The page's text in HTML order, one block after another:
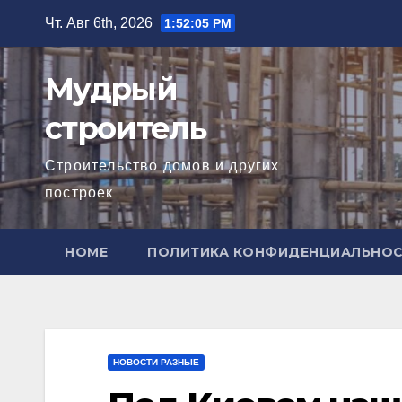
содержимому
Чт. Авг 6th, 2026 1:52:06 PM
Мудрый
строитель
Строительство домов и других
построек
HOME ПОЛИТИКА
НОВОСТИ РАЗНЫЕ